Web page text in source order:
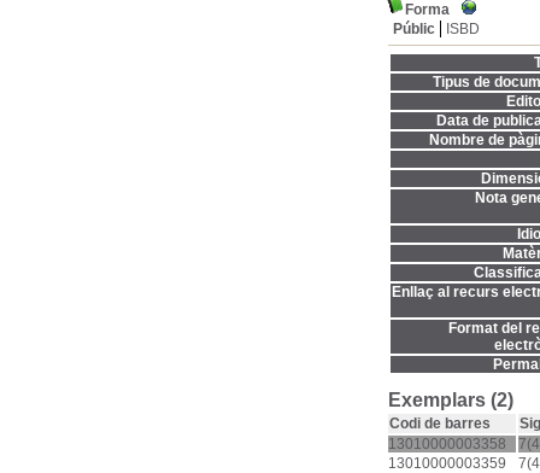
Forma
Públic
ISBD
Tipus de
Data de
Nombre de
Nota
Enllaç al recurs
Format del
Exemplars (2)
Codi de barres
13010000003358
13010000003359